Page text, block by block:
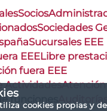
cookies propias y
Socios
Sociedades
Sucursales EEE
EEELibre
fuera EEE
Actividades
funciones
Auditorías